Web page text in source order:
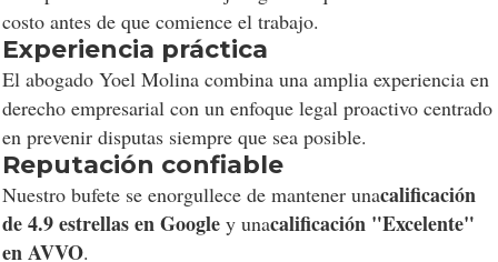
costo antes de que comience el trabajo.
Experiencia práctica
El abogado Yoel Molina combina una amplia experiencia en
derecho empresarial con un enfoque legal proactivo centrado
en prevenir disputas siempre que sea posible.
Reputación confiable
Nuestro bufete se enorgullece de mantener unacalificación
de 4.9 estrellas en Google y unacalificación "Excelente"
en AVVO.